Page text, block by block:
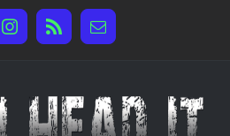
Instagram
Rss Email